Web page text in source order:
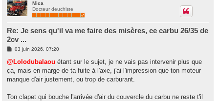
Mica
Docteur deuchiste
Re: Je sens qu'il va me faire des misères, ce carbu 26/35 de
2cv ...
M
s
a
g
03 juin 2026, 07:20
@Lolodubalaou étant sur le sujet, je ne vais pas intervenir plus que
ça, mais en marge de ta fuite à l'axe, j'ai l'impression que ton moteur
manque d'air justement, ou trop de carburant.
Ton clapet qui bouche l'arrivée d'air du couvercle du carbu ne reste t'il